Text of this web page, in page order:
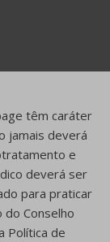
têm caráter
jamais deverá
e
deverá ser
para praticar
Conselho
Política de